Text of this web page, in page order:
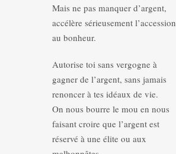
Mais ne pas manquer d’argent,
accélère sérieusement l’accession
au bonheur.
Autorise toi sans vergogne à
gagner de l’argent, sans jamais
renoncer à tes idéaux de vie.
On nous bourre le mou en nous
faisant croire que l’argent est
réservé à une élite ou aux